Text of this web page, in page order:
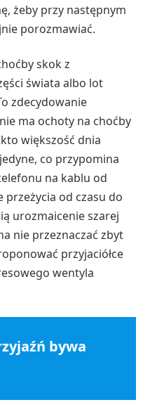
żeby przy następnym
porozmawiać.
skok z
świata albo lot
zdecydowanie
ma ochoty na choćby
większość dnia
co przypomina
na kablu od
przeżycia od czasu do
urozmaicenie szarej
nie przeznaczać zbyt
przyjaciółce
wentyla
bywa